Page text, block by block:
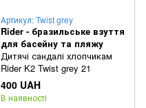
Артикул: Twist grey
Rider - бразильське взуття
для басейну та пляжу
Дитячі сандалі хлопчикам
Rider K2 Twist grey 21
400 UAH
В наявності